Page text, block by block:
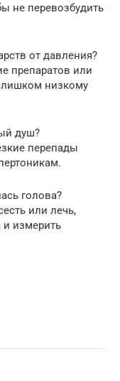
не перевозбудить
от давления?
препаратов или
низкому
душ?
перепады
голова?
или лечь,
и измерить